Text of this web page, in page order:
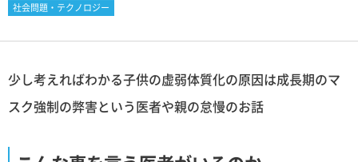
社会問題・テクノロジー
少し考えればわかる子供の虚弱体質化の原因は成長期のマ
スク強制の弊害という医者や親の怠慢のお話